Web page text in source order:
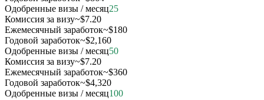
Одобренные визы / месяц25
Комиссия за визу~$7.20
Ежемесячный заработок~$180
Годовой заработок~$2,160
Одобренные визы / месяц50
Комиссия за визу~$7.20
Ежемесячный заработок~$360
Годовой заработок~$4,320
Одобренные визы / месяц100